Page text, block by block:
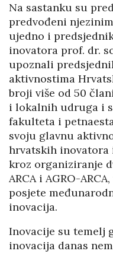
Na sastanku su
predvođeni
ujedno i
inovatora prof. dr.
upoznali
aktivnostima
broji više od 50
i lokalnih udruga i
fakulteta i
svoju glavnu
hrvatskih inovatora
kroz organiziranje
ARCA i AGRO-
posjete
inovacija.
Inovacije su temelj
inovacija danas